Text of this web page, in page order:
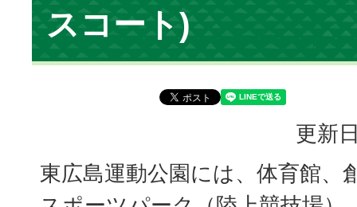
スコート)
更新
東広島運動公園には、体育館、